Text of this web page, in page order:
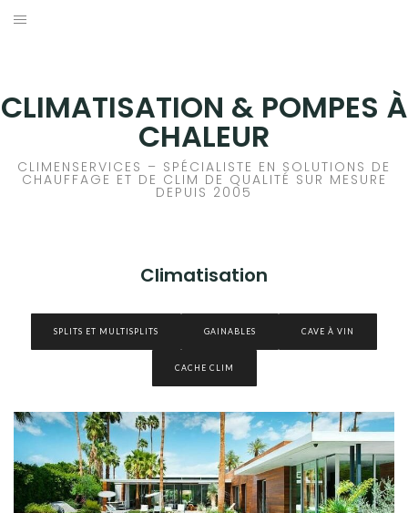
Aller
CLIMATISATION & POMPES À
CHALEUR
CLIMENSERVICES – SPÉCIALISTE EN SOLUTIONS DE
CHAUFFAGE ET DE CLIM DE QUALITÉ SUR MESURE
DEPUIS 2005
Climatisation
SPLITS ET MULTISPLITS GAINABLES CAVE À VIN
CACHE CLIM
PAC PISCINES
ECS
CONTACT